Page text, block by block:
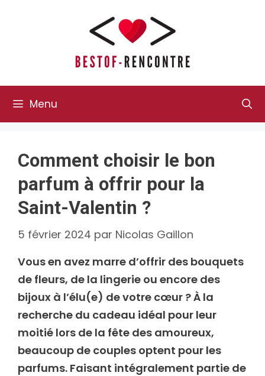
Menu
Comment choisir le bon
parfum à offrir pour la
Saint-Valentin ?
5 février 2024 par Nicolas Gaillon
Vous en avez marre d’offrir des bouquets
de fleurs, de la lingerie ou encore des
bijoux à l’élu(e) de votre cœur ? À la
recherche du cadeau idéal pour leur
moitié lors de la fête des amoureux,
beaucoup de couples optent pour les
parfums. Faisant intégralement partie de